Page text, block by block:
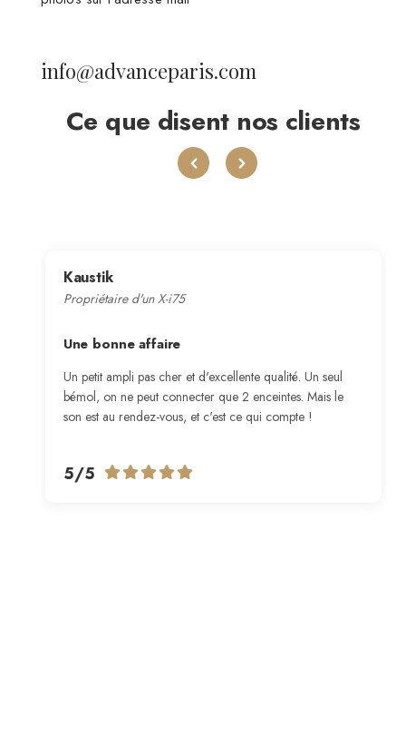
info@advanceparis.com
Ce que disent nos clients
Kaustik
Propriétaire d'un X-i75
Une bonne affaire
Un petit ampli pas cher et d'excellente qualité. Un seul
bémol, on ne peut connecter que 2 enceintes. Mais le
son est au rendez-vous, et c'est ce qui compte !
5/5